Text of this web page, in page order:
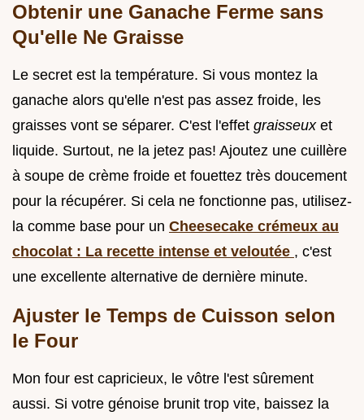
Obtenir une Ganache Ferme sans
Qu'elle Ne Graisse
Le secret est la température. Si vous montez la
ganache alors qu'elle n'est pas assez froide, les
graisses vont se séparer. C'est l'effet graisseux et
liquide. Surtout, ne la jetez pas! Ajoutez une cuillère
à soupe de crème froide et fouettez très doucement
pour la récupérer. Si cela ne fonctionne pas, utilisez-
la comme base pour un Cheesecake crémeux au
chocolat : La recette intense et veloutée , c'est
une excellente alternative de dernière minute.
Ajuster le Temps de Cuisson selon
le Four
Mon four est capricieux, le vôtre l'est sûrement
aussi. Si votre génoise brunit trop vite, baissez la